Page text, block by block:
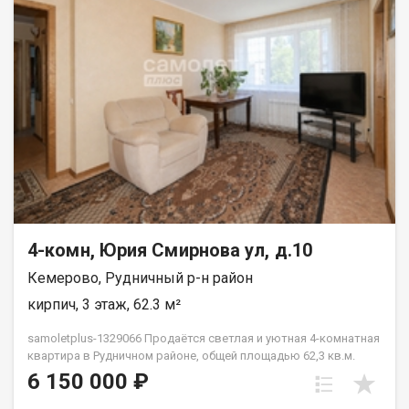
оформлении ипотеки на выгодных условиях— Полное
сопровождение документов— Качественный клиентский
сервис Рады будем ответить на все ваши вопросы с 9:00 до
21:00. Гарантия юридической чистоты сделки от компании,
которая работает на рынке недвижимости с 2010 года!
Бубашнев Аркадий
4-комн, Юрия Смирнова ул, д.10
Кемерово, Рудничный р-н район
кирпич, 3 этаж, 62.3 м²
samoletplus-1329066 Продаётся светлая и уютная 4-комнатная
квартира в Рудничном районе, общей площадью 62,3 кв.м.
Тёплый кирпичный дом, хорошее состояние квартиры, вам не
придётся тратить время и деньги на обустройство — вся
6 150 000 ₽